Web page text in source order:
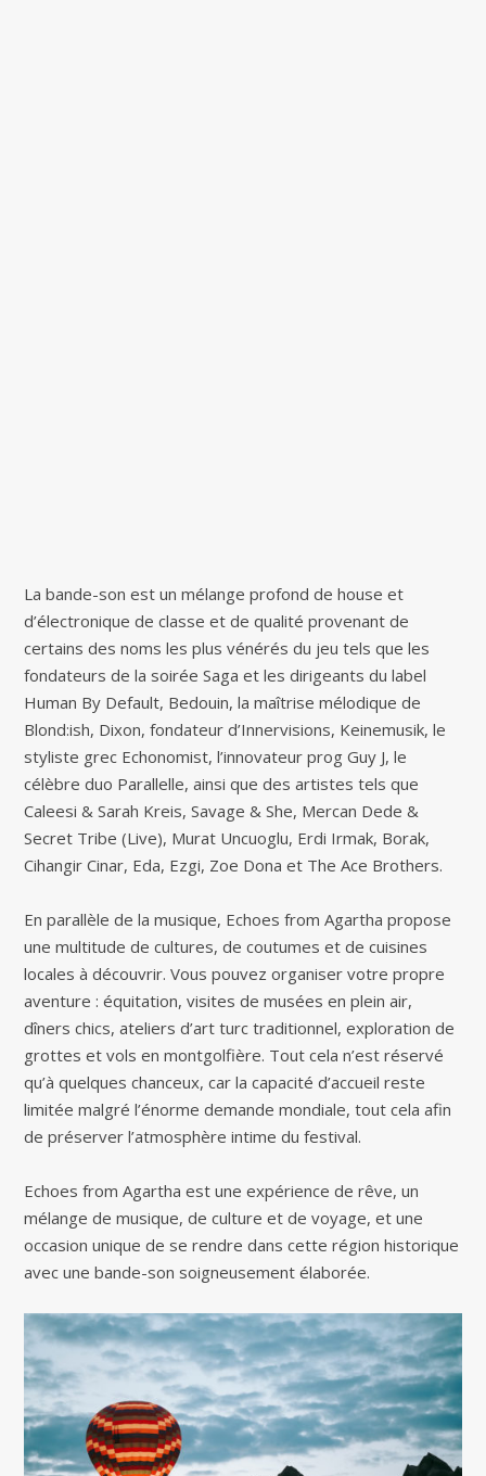
La bande-son est un mélange profond de house et
d’électronique de classe et de qualité provenant de
certains des noms les plus vénérés du jeu tels que les
fondateurs de la soirée Saga et les dirigeants du label
Human By Default, Bedouin, la maîtrise mélodique de
Blond:ish, Dixon, fondateur d’Innervisions, Keinemusik, le
styliste grec Echonomist, l’innovateur prog Guy J, le
célèbre duo Parallelle, ainsi que des artistes tels que
Caleesi & Sarah Kreis, Savage & She, Mercan Dede &
Secret Tribe (Live), Murat Uncuoglu, Erdi Irmak, Borak,
Cihangir Cinar, Eda, Ezgi, Zoe Dona et The Ace Brothers.
En parallèle de la musique, Echoes from Agartha propose
une multitude de cultures, de coutumes et de cuisines
locales à découvrir. Vous pouvez organiser votre propre
aventure : équitation, visites de musées en plein air,
dîners chics, ateliers d’art turc traditionnel, exploration de
grottes et vols en montgolfière. Tout cela n’est réservé
qu’à quelques chanceux, car la capacité d’accueil reste
limitée malgré l’énorme demande mondiale, tout cela afin
de préserver l’atmosphère intime du festival.
Echoes from Agartha est une expérience de rêve, un
mélange de musique, de culture et de voyage, et une
occasion unique de se rendre dans cette région historique
avec une bande-son soigneusement élaborée.